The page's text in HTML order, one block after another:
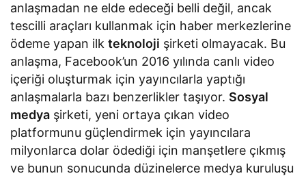
anlaşmadan ne elde edeceği belli değil, ancak
tescilli araçları kullanmak için haber merkezlerine
ödeme yapan ilkteknoloji şirketi olmayacak. Bu
anlaşma, Facebook’un 2016 yılında canlı video
içeriği oluşturmak için yayıncılarla yaptığı
anlaşmalarla bazı benzerlikler taşıyor. Sosyal
medya şirketi, yeni ortaya çıkan video
platformunu güçlendirmek için yayıncılara
milyonlarca dolar ödediği için manşetlere çıkmış
ve bunun sonucunda düzinelerce medya kuruluşu